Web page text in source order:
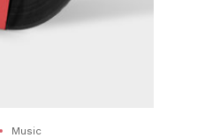
Music